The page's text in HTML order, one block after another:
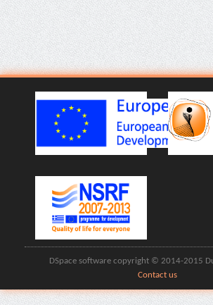
DSpace software copyright © 2014-2015
Contact us